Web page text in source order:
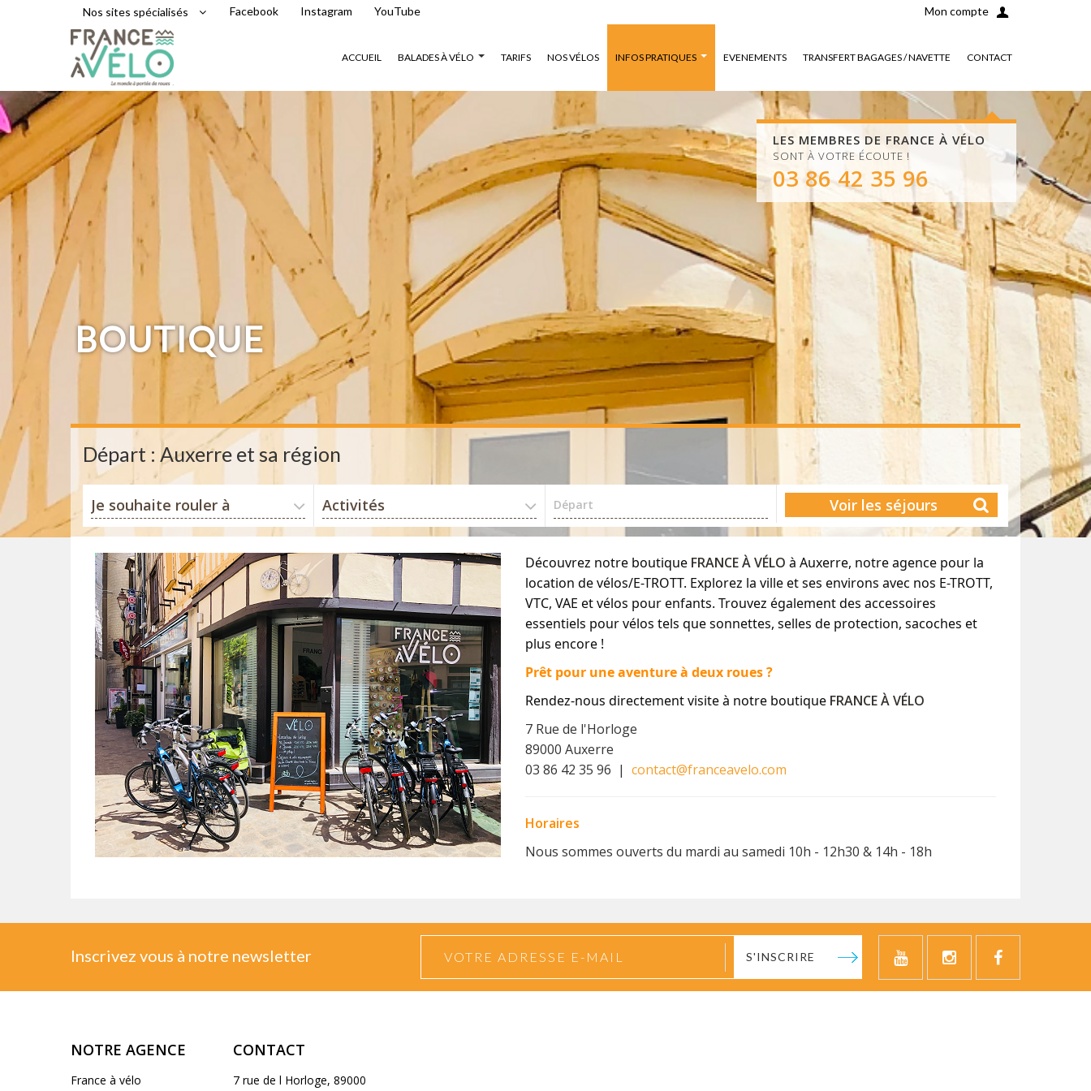
Nos sites spécialisés Facebook Instagram YouTube Mon compte
ACCUEIL BALADES À VÉLO TARIFS NOS VÉLOS INFOS PRATIQUES EVENEMENTS TRANSFERT BAGAGES / NAVETTE CONTACT
BOUTIQUE
LES MEMBRES DE FRANCE À VÉLO
SONT À VOTRE ÉCOUTE !
03 86 42 35 96
Départ : Auxerre et sa région
Je souhaite rouler à Activités Départ Voir les séjours
Découvrez notre boutique FRANCE À VÉLO à Auxerre, notre agence pour la
location de vélos/E-TROTT. Explorez la ville et ses environs avec nos E-TROTT,
VTC, VAE et vélos pour enfants. Trouvez également des accessoires
essentiels pour vélos tels que sonnettes, selles de protection, sacoches et
plus encore !
Prêt pour une aventure à deux roues ?
Rendez-nous directement visite à notre boutique FRANCE À VÉLO
7 Rue de l'Horloge
89000 Auxerre
03 86 42 35 96 | contact@franceavelo.com
Horaires
Nous sommes ouverts du mardi au samedi 10h - 12h30 & 14h - 18h
Inscrivez vous à notre newsletter S'INSCRIRE
NOTRE AGENCE
France à vélo
CONTACT
7 rue de l Horloge, 89000